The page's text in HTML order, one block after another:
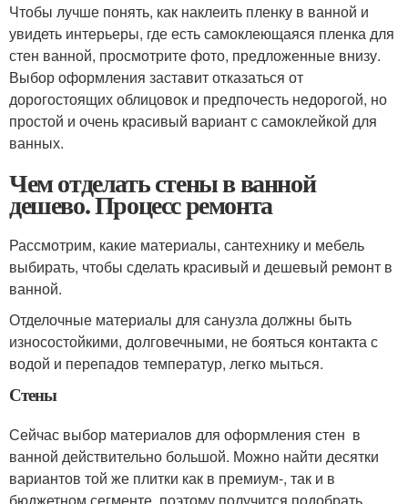
Чтобы лучше понять, как наклеить пленку в ванной и
увидеть интерьеры, где есть самоклеющаяся пленка для
стен ванной, просмотрите фото, предложенные внизу.
Выбор оформления заставит отказаться от
дорогостоящих облицовок и предпочесть недорогой, но
простой и очень красивый вариант с самоклейкой для
ванных.
Чем отделать стены в ванной
дешево. Процесс ремонта
Рассмотрим, какие материалы, сантехнику и мебель
выбирать, чтобы сделать красивый и дешевый ремонт в
ванной.
Отделочные материалы для санузла должны быть
износостойкими, долговечными, не бояться контакта с
водой и перепадов температур, легко мыться.
Стены
Сейчас выбор материалов для оформления стен в
ванной действительно большой. Можно найти десятки
вариантов той же плитки как в премиум-, так и в